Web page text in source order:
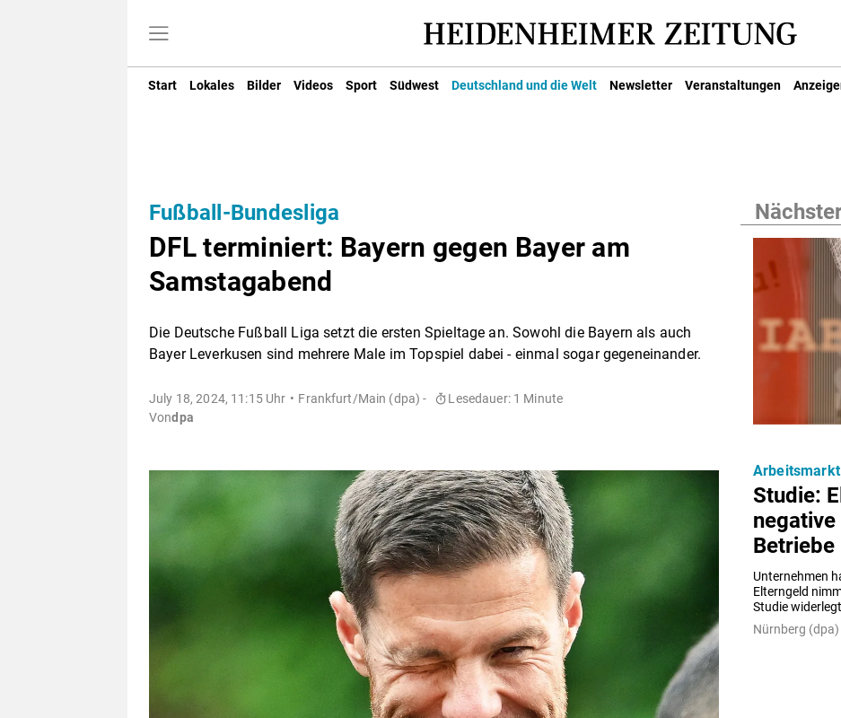
Start Lokales Bilder Videos Sport Südwest Deutschland und die Welt Newsletter Veranstaltungen
Fußball-Bundesliga
DFL terminiert: Bayern gegen Bayer am
Samstagabend
Die Deutsche Fußball Liga setzt die ersten Spieltage an. Sowohl die Bayern als auch
Bayer Leverkusen sind mehrere Male im Topspiel dabei - einmal sogar gegeneinander.
July 18, 2024, 11:15 Uhr Frankfurt/Main (dpa) -
Lesedauer: 1 Minute
Vondpa
Studie:
Betriebe
Unternehmen
Elterngeld
Studie
Arbeitsmarkt
Nürnberg (dpa)